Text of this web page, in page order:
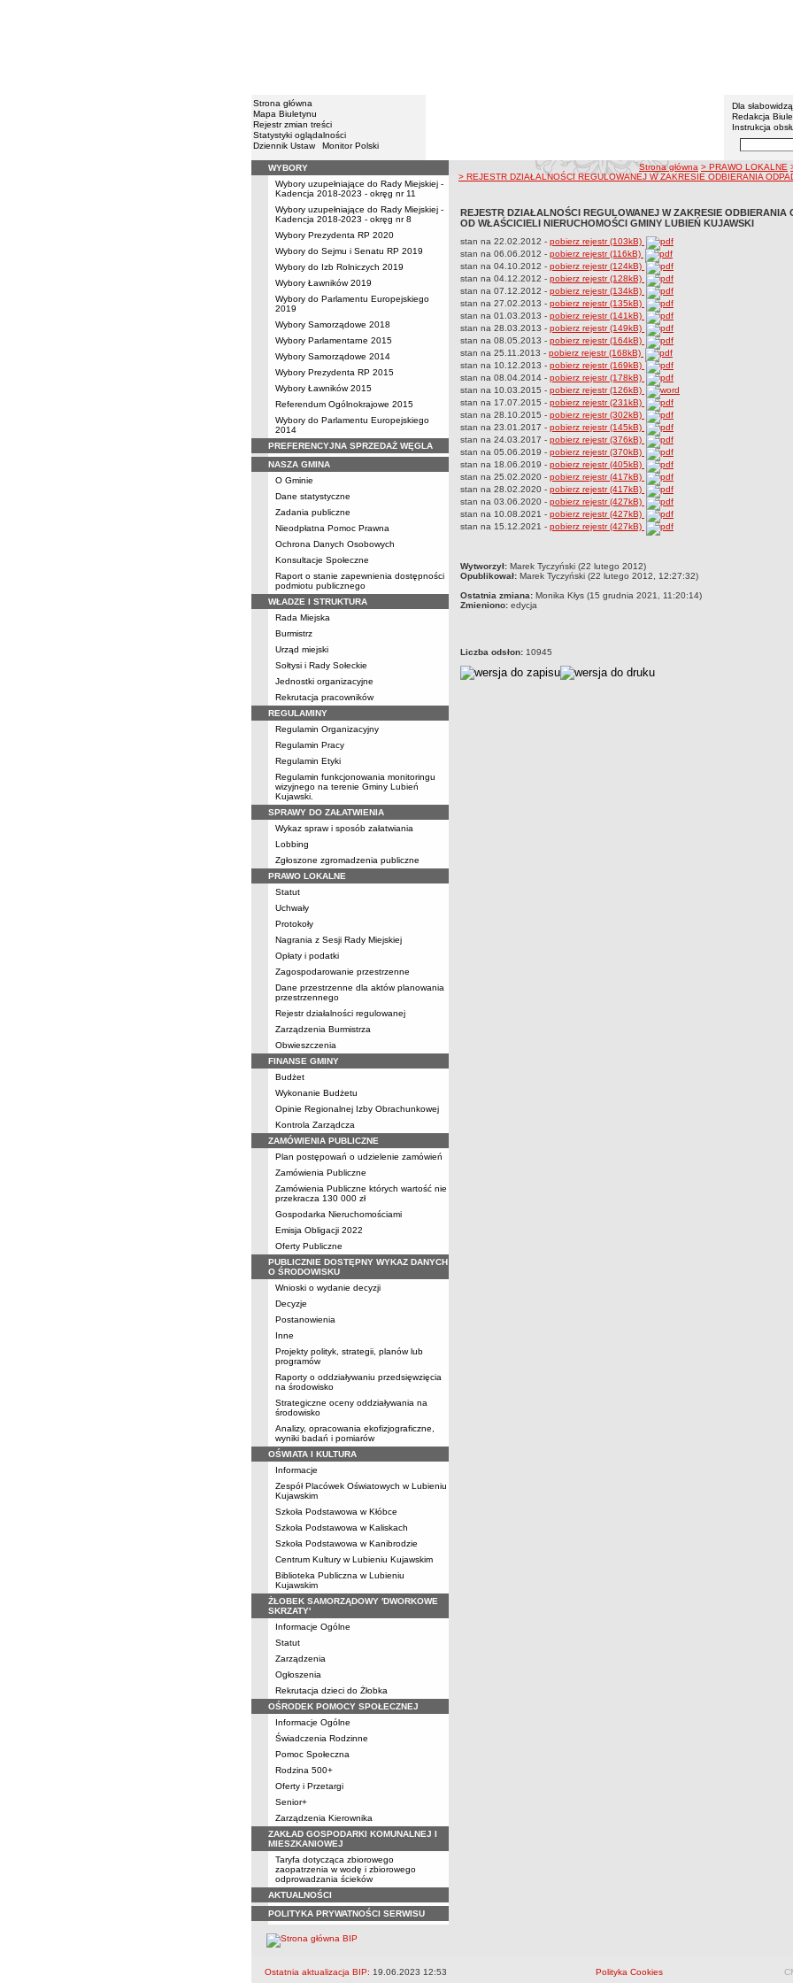
Strona główna
Mapa Biuletynu
Rejestr zmian treści
Statystyki oglądalności
Dziennik Ustaw
Monitor Polski
Urząd
Menu
Dla
Redakcja
Instrukcja
Wyszukiwarka
Menu
WYBORY
Wybory uzupełniające do Rady Miejskiej -
Kadencja 2018-2023 - okręg nr 11
Wybory uzupełniające do Rady Miejskiej -
Kadencja 2018-2023 - okręg nr 8
Wybory Prezydenta RP 2020
Wybory do Sejmu i Senatu RP 2019
Wybory do Izb Rolniczych 2019
Wybory Ławników 2019
Wybory do Parlamentu Europejskiego
2019
Wybory Samorządowe 2018
Wybory Parlamentarne 2015
Wybory Samorządowe 2014
Wybory Prezydenta RP 2015
Wybory Ławników 2015
Referendum Ogólnokrajowe 2015
Wybory do Parlamentu Europejskiego
2014
PREFERENCYJNA SPRZEDAŻ WĘGLA
NASZA GMINA
O Gminie
Dane statystyczne
Zadania publiczne
Nieodpłatna Pomoc Prawna
Ochrona Danych Osobowych
Konsultacje Społeczne
Raport o stanie zapewnienia dostępności
podmiotu publicznego
WŁADZE I STRUKTURA
Rada Miejska
Burmistrz
Urząd miejski
Sołtysi i Rady Sołeckie
Jednostki organizacyjne
Rekrutacja pracowników
REGULAMINY
Regulamin Organizacyjny
Regulamin Pracy
Regulamin Etyki
Regulamin funkcjonowania monitoringu
wizyjnego na terenie Gminy Lubień
Kujawski.
SPRAWY DO ZAŁATWIENIA
Wykaz spraw i sposób załatwiania
Lobbing
Zgłoszone zgromadzenia publiczne
PRAWO LOKALNE
Statut
Uchwały
Protokoły
Nagrania z Sesji Rady Miejskiej
Opłaty i podatki
Zagospodarowanie przestrzenne
Dane przestrzenne dla aktów planowania
przestrzennego
Rejestr działalności regulowanej
Zarządzenia Burmistrza
Obwieszczenia
FINANSE GMINY
Budżet
Wykonanie Budżetu
Opinie Regionalnej Izby Obrachunkowej
Kontrola Zarządcza
ZAMÓWIENIA PUBLICZNE
Plan postępowań o udzielenie zamówień
Zamówienia Publiczne
Zamówienia Publiczne których wartość nie
przekracza 130 000 zł
Gospodarka Nieruchomościami
Emisja Obligacji 2022
Oferty Publiczne
PUBLICZNIE DOSTĘPNY WYKAZ DANYCH
O ŚRODOWISKU
Wnioski o wydanie decyzji
Decyzje
Postanowienia
Inne
Projekty polityk, strategii, planów lub
programów
Raporty o oddziaływaniu przedsięwzięcia
na środowisko
Strategiczne oceny oddziaływania na
środowisko
Analizy, opracowania ekofizjograficzne,
wyniki badań i pomiarów
OŚWIATA I KULTURA
Informacje
Zespół Placówek Oświatowych w Lubieniu
Kujawskim
Szkoła Podstawowa w Kłóbce
Szkoła Podstawowa w Kaliskach
Szkoła Podstawowa w Kanibrodzie
Centrum Kultury w Lubieniu Kujawskim
Biblioteka Publiczna w Lubieniu
Kujawskim
ŻŁOBEK SAMORZĄDOWY 'DWORKOWE
SKRZATY'
Informacje Ogólne
Statut
Zarządzenia
Ogłoszenia
Rekrutacja dzieci do Żłobka
OŚRODEK POMOCY SPOŁECZNEJ
Informacje Ogólne
Świadczenia Rodzinne
Pomoc Społeczna
Rodzina 500+
Oferty i Przetargi
Senior+
Zarządzenia Kierownika
ZAKŁAD GOSPODARKI KOMUNALNEJ I
MIESZKANIOWEJ
Taryfa dotycząca zbiorowego
zaopatrzenia w wodę i zbiorowego
odprowadzania ścieków
AKTUALNOŚCI
POLITYKA PRYWATNOŚCI SERWISU
ścieżka nawigacji
Strona główna > PRAWO LOKALNE
> REJESTR DZIAŁALNOŚCI REGULOWANEJ W ZAKRESIE ODBIERANIA
REJESTR DZIAŁALNOŚCI REGULOWANEJ W ZAKRESIE ODBIERANIA
OD WŁAŚCICIELI NIERUCHOMOŚCI GMINY LUBIEŃ KUJAWSKI
stan na 22.02.2012 - pobierz rejestr (103kB)
stan na 06.06.2012 - pobierz rejestr (116kB)
stan na 04.10.2012 - pobierz rejestr (124kB)
stan na 04.12.2012 - pobierz rejestr (128kB)
stan na 07.12.2012 - pobierz rejestr (134kB)
stan na 27.02.2013 - pobierz rejestr (135kB)
stan na 01.03.2013 - pobierz rejestr (141kB)
stan na 28.03.2013 - pobierz rejestr (149kB)
stan na 08.05.2013 - pobierz rejestr (164kB)
stan na 25.11.2013 - pobierz rejestr (168kB)
stan na 10.12.2013 - pobierz rejestr (169kB)
stan na 08.04.2014 - pobierz rejestr (178kB)
stan na 10.03.2015 - pobierz rejestr (126kB)
stan na 17.07.2015 - pobierz rejestr (231kB)
stan na 28.10.2015 - pobierz rejestr (302kB)
stan na 23.01.2017 - pobierz rejestr (145kB)
stan na 24.03.2017 - pobierz rejestr (376kB)
stan na 05.06.2019 - pobierz rejestr (370kB)
stan na 18.06.2019 - pobierz rejestr (405kB)
stan na 25.02.2020 - pobierz rejestr (417kB)
stan na 28.02.2020 - pobierz rejestr (417kB)
stan na 03.06.2020 - pobierz rejestr (427kB)
stan na 10.08.2021 - pobierz rejestr (427kB)
stan na 15.12.2021 - pobierz rejestr (427kB)
metryczka
Wytworzył: Marek Tyczyński (22 lutego 2012)
Opublikował: Marek Tyczyński (22 lutego 2012, 12:27:32)
Ostatnia zmiana: Monika Kłys (15 grudnia 2021, 11:20:14)
Zmieniono: edycja
Liczba odsłon: 10945
Ostatnia aktualizacja BIP: 19.06.2023 12:53 Polityka Cookies